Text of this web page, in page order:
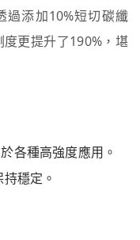
過添加10%短切碳纖
更提升了190%，堪
各種高強度應用。
穩定。